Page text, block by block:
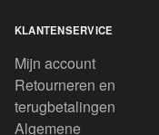
KLANTENSERVICE
Mijn account
Retourneren en
terugbetalingen
Algemene